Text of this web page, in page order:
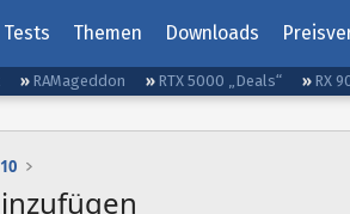
Tests Themen Downloads
RAMageddon RTX 5000 „Deals“ RX